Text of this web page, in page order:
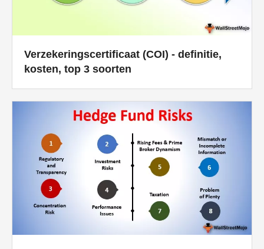
Verzekeringscertificaat (COI) - definitie,
kosten, top 3 soorten